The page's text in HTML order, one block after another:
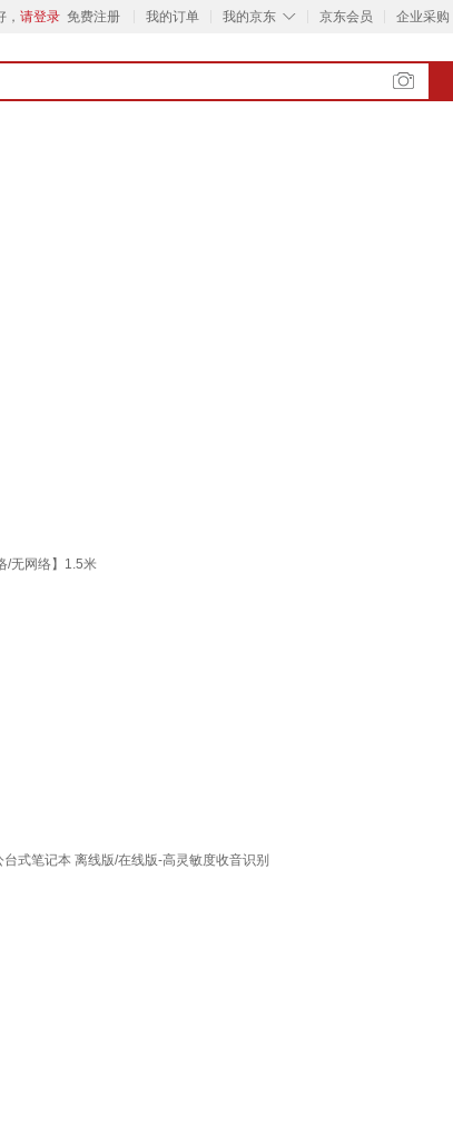
， 请登录 免费注册 我的订单 ◇
我的京东 京东会员 企业采购
/无网络】1.5米
式笔记本 离线版/在线版-高灵敏度收音识别